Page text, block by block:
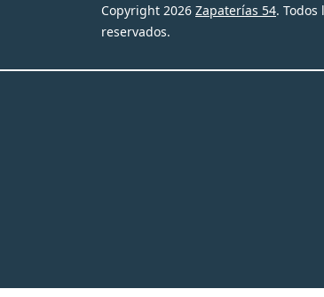
Copyright 2026 Zapaterías 54. Todos
reservados.